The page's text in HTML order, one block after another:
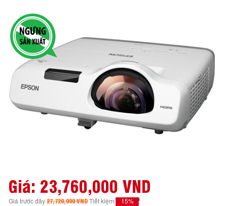
Giá: 23,760,000 VND
Giá trước đây27,720,000 VNDTiết kiệm 15%